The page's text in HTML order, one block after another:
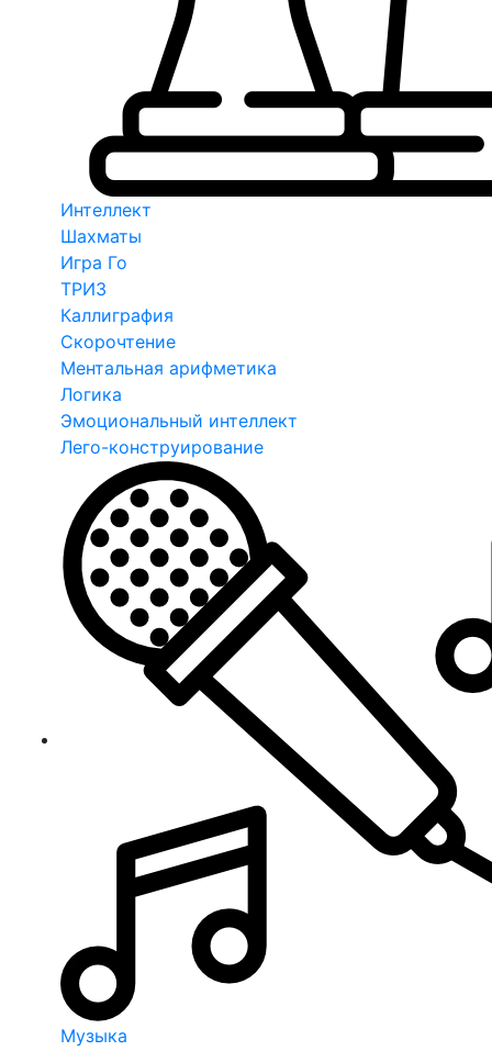
Интеллект
Шахматы
Игра Го
ТРИЗ
Каллиграфия
Скорочтение
Ментальная арифметика
Логика
Эмоциональный интеллект
Лего-конструирование
Музыка